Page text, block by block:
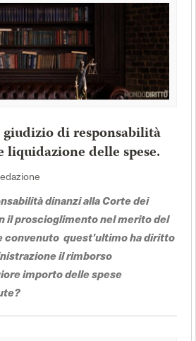
di responsabilità
delle spese.
dinanzi alla Corte dei
il proscioglimento nel merito del
convenuto quest'ultimo ha diritto
il rimborso
importo delle spese